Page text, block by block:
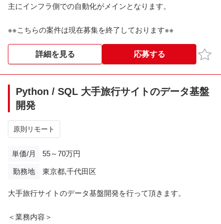
主にインフラ側での自動化がメインとなります。
※※こちらの案件は現在募集を終了しております※※​
詳細を見る 応募する お気
Python / SQL 大手旅行サイトのデータ基盤
開発
原則リモート
単価/月 55～70万円
勤務地 東京都,千代田区
大手旅行サイトのデータ基盤開発を行って頂きます。
＜業務内容＞